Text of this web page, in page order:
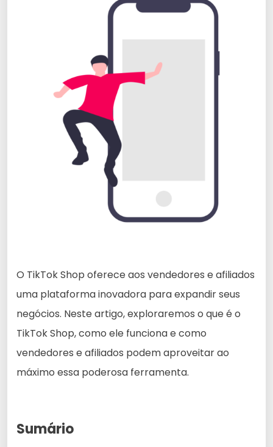
O TikTok Shop oferece aos vendedores e afiliados
uma plataforma inovadora para expandir seus
negócios. Neste artigo, exploraremos o que é o
TikTok Shop, como ele funciona e como
vendedores e afiliados podem aproveitar ao
máximo essa poderosa ferramenta.
Sumário